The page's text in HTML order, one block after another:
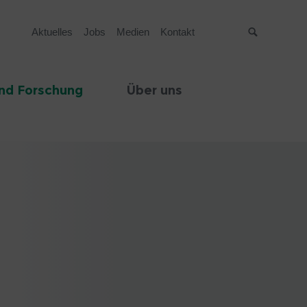
Aktuelles Jobs Medien Kontakt
Forschung Über uns